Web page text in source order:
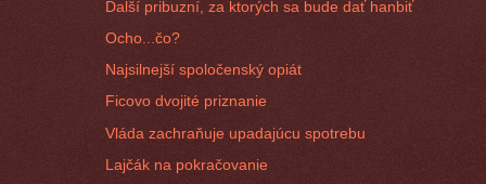
Ďalší pribuzní, za ktorých sa bude dať hanbiť
Ocho...čo?
Najsilnejší spoločenský opiát
Ficovo dvojité priznanie
Vláda zachraňuje upadajúcu spotrebu
Lajčák na pokračovanie